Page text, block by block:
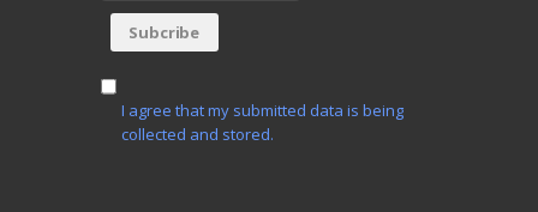
I agree that my submitted data is being
collected and stored.